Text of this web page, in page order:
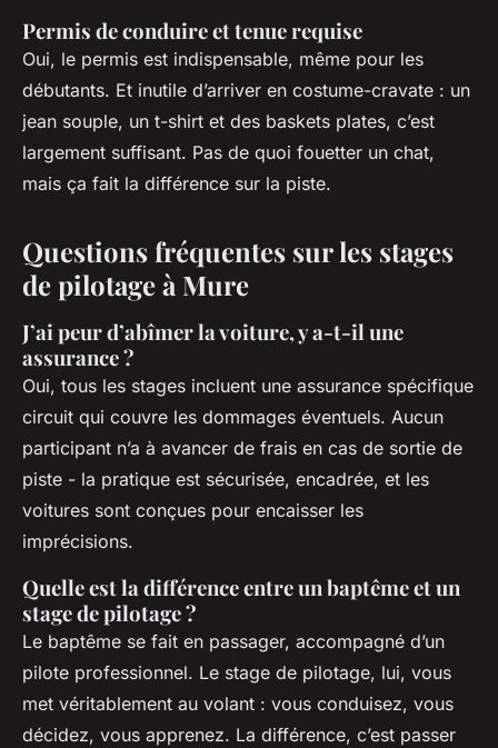
Permis de conduire et tenue requise
Oui, le permis est indispensable, même pour les
débutants. Et inutile d’arriver en costume-cravate : un
jean souple, un t-shirt et des baskets plates, c’est
largement suffisant. Pas de quoi fouetter un chat,
mais ça fait la différence sur la piste.
Questions fréquentes sur les stages
de pilotage à Mure
J’ai peur d’abîmer la voiture, y a-t-il une
assurance ?
Oui, tous les stages incluent une assurance spécifique
circuit qui couvre les dommages éventuels. Aucun
participant n’a à avancer de frais en cas de sortie de
piste - la pratique est sécurisée, encadrée, et les
voitures sont conçues pour encaisser les
imprécisions.
Quelle est la différence entre un baptême et un
stage de pilotage ?
Le baptême se fait en passager, accompagné d’un
pilote professionnel. Le stage de pilotage, lui, vous
met véritablement au volant : vous conduisez, vous
décidez, vous apprenez. La différence, c’est passer